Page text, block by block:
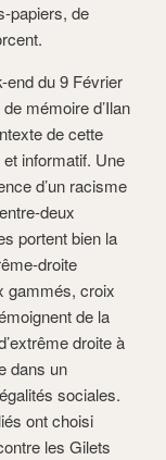
papiers, de
end du 9 Février
mémoire d’Ilan
de cette
informatif. Une
d’un racisme
deux
portent bien la
droite
gammés, croix
de la
droite à
dans un
sociales.
ont choisi
les Gilets